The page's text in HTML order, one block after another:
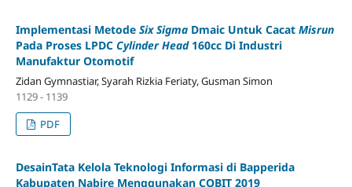
Implementasi Metode Six SigmaDmaic Untuk Cacat Misrun
Pada Proses LPDC Cylinder Head160cc Di Industri
Manufaktur Otomotif
Zidan Gymnastiar, Syarah Rizkia Feriaty, Gusman Simon
1129 - 1139
PDF
DesainTata Kelola Teknologi Informasi di Bapperida
Kabupaten Nabire Menggunakan COBIT 2019